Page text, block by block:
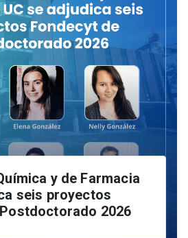
y de Farmacia
seis proyectos
2026